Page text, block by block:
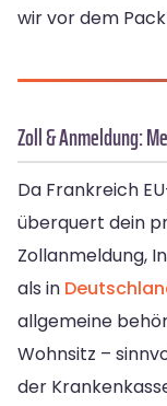
wir vor dem
Zoll & Anmeldung:
Da Frankreich
überquert dein
Zollanmeldung,
als in
allgemeine
Wohnsitz –
der